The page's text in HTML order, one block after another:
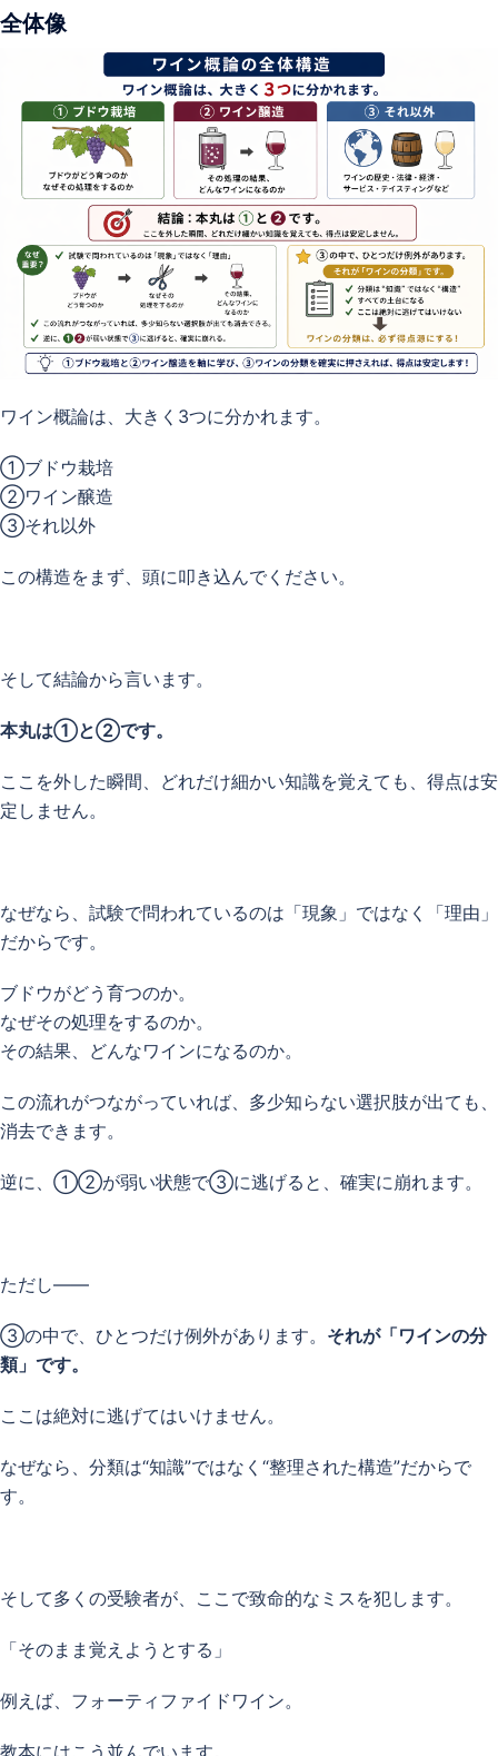
全体像
ワイン概論は、大きく3つに分かれます。
①ブドウ栽培
②ワイン醸造
③それ以外
この構造をまず、頭に叩き込んでください。
そして結論から言います。
本丸は①と②です。
ここを外した瞬間、どれだけ細かい知識を覚えても、得点は安
定しません。
なぜなら、試験で問われているのは「現象」ではなく「理由」
だからです。
ブドウがどう育つのか。
なぜその処理をするのか。
その結果、どんなワインになるのか。
この流れがつながっていれば、多少知らない選択肢が出ても、
消去できます。
逆に、①②が弱い状態で③に逃げると、確実に崩れます。
ただし——
③の中で、ひとつだけ例外があります。 それが「ワインの分
類」です。
ここは絶対に逃げてはいけません。
なぜなら、分類は“知識”ではなく“整理された構造”だからで
す。
そして多くの受験者が、ここで致命的なミスを犯します。
「そのまま覚えようとする」
例えば、フォーティファイドワイン。